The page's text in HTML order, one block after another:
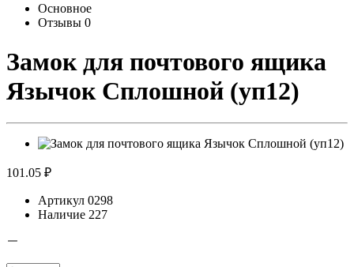
Основное
Отзывы 0
Замок для почтового ящика
Язычок Сплошной (уп12)
101.05 ₽
Артикул 0298
Наличие 227